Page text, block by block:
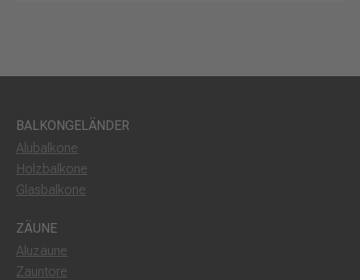
BALKONGELÄNDER
Alubalkone
Holzbalkone
Glasbalkone
ZÄUNE
Aluzäune
Zauntore